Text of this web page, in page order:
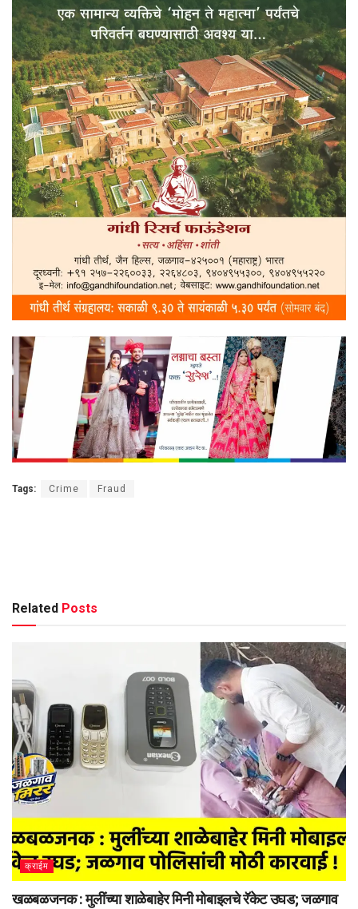
Tags: Crime Fraud
Related Posts
क्राईम
खळबळजनक : मुलींच्या शाळेबाहेर मिनी मोबाइलचे रॅकेट उघड; जळगाव